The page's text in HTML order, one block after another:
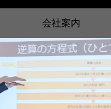
会社案内